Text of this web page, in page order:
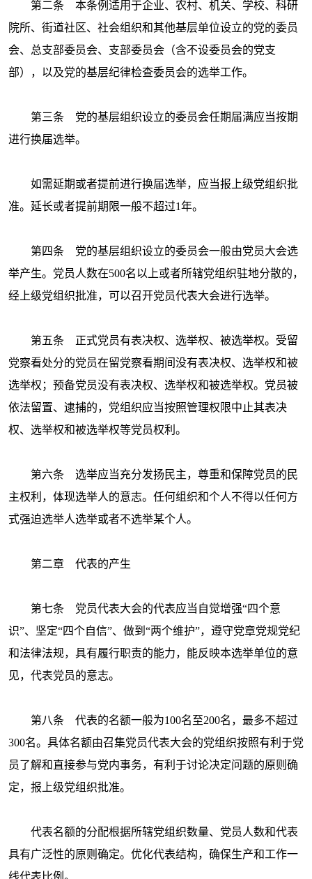
第二条 本条例适用于企业、农村、机关、学校、科研
院所、街道社区、社会组织和其他基层单位设立的党的委员
会、总支部委员会、支部委员会（含不设委员会的党支
部），以及党的基层纪律检查委员会的选举工作。
第三条 党的基层组织设立的委员会任期届满应当按期
进行换届选举。
如需延期或者提前进行换届选举，应当报上级党组织批
准。延长或者提前期限一般不超过1年。
第四条 党的基层组织设立的委员会一般由党员大会选
举产生。党员人数在500名以上或者所辖党组织驻地分散的，
经上级党组织批准，可以召开党员代表大会进行选举。
第五条 正式党员有表决权、选举权、被选举权。受留
党察看处分的党员在留党察看期间没有表决权、选举权和被
选举权；预备党员没有表决权、选举权和被选举权。党员被
依法留置、逮捕的，党组织应当按照管理权限中止其表决
权、选举权和被选举权等党员权利。
第六条 选举应当充分发扬民主，尊重和保障党员的民
主权利，体现选举人的意志。任何组织和个人不得以任何方
式强迫选举人选举或者不选举某个人。
第二章 代表的产生
第七条 党员代表大会的代表应当自觉增强“四个意
识”、坚定“四个自信”、做到“两个维护”，遵守党章党规党纪
和法律法规，具有履行职责的能力，能反映本选举单位的意
见，代表党员的意志。
第八条 代表的名额一般为100名至200名，最多不超过
300名。具体名额由召集党员代表大会的党组织按照有利于党
员了解和直接参与党内事务，有利于讨论决定问题的原则确
定，报上级党组织批准。
代表名额的分配根据所辖党组织数量、党员人数和代表
具有广泛性的原则确定。优化代表结构，确保生产和工作一